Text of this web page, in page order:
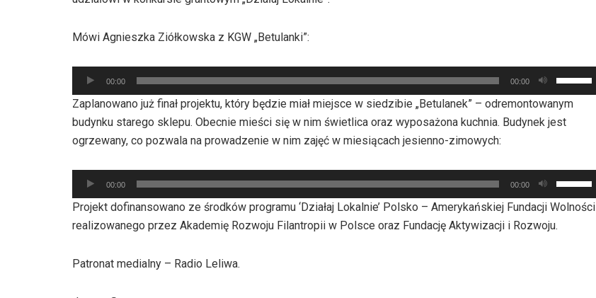
Mówi Agnieszka Ziółkowska z KGW „Betulanki”:
Odtwarzacz
plików
dźwiękowych
00:00 00:00
strzałek
do
góry
dołu
aby
Zaplanowano już finał projektu, który będzie miał miejsce w siedzibie „Betulanek” – odremontowanym
budynku starego sklepu. Obecnie mieści się w nim świetlica oraz wyposażona kuchnia. Budynek jest
ogrzewany, co pozwala na prowadzenie w nim zajęć w miesiącach jesienno-zimowych:
Odtwarzacz
plików
dźwiękowych
00:00 00:00
strzałek
do
góry
Projekt dofinansowano ze środków programu ‘Działaj Lokalnie’ Polsko – Amerykańskiej Fundacji Wolności
realizowanego przez Akademię Rozwoju Filantropii w Polsce oraz Fundację Aktywizacji i Rozwoju.
Patronat medialny – Radio Leliwa.